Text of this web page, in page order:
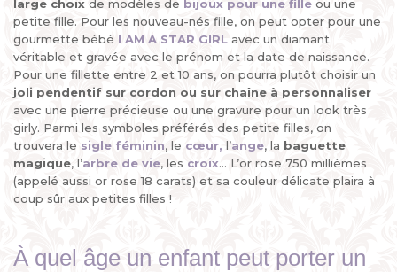
large choix de modèles de bijoux pour une fille ou une
petite fille. Pour les nouveau-nés fille, on peut opter pour une
gourmette bébé I AM A STAR GIRL avec un diamant
véritable et gravée avec le prénom et la date de naissance.
Pour une fillette entre 2 et 10 ans, on pourra plutôt choisir un
joli pendentif sur cordon ou sur chaîne à personnaliser
avec une pierre précieuse ou une gravure pour un look très
girly. Parmi les symboles préférés des petite filles, on
trouvera le sigle féminin, le cœur, l’ange, la baguette
magique, l’arbre de vie, les croix... L’or rose 750 millièmes
(appelé aussi or rose 18 carats) et sa couleur délicate plaira à
coup sûr aux petites filles !
À quel âge un enfant peut porter un